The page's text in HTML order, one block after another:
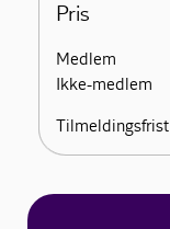
Pris
Medlem
Ikke-medlem